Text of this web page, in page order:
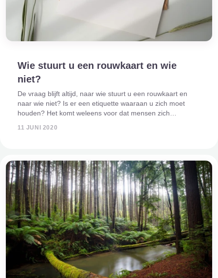
Wie stuurt u een rouwkaart en wie
niet?
De vraag blijft altijd, naar wie stuurt u een rouwkaart en
naar wie niet? Is er een etiquette waaraan u zich moet
houden? Het komt weleens voor dat mensen zich
11 JUNI 2020